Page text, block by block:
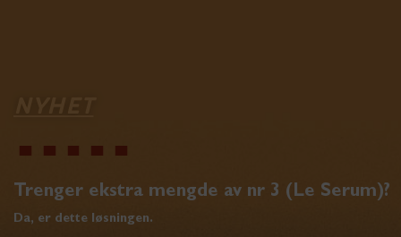
Trenger ekstra mengde av nr 3 (Le Serum)?
Da, er dette løsningen.